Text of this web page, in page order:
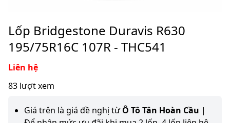
Lốp Bridgestone Duravis R630
195/75R16C 107R - THC541
Liên hệ
83 lượt xem
Giá trên là giá đề nghị từÔ Tô Tân Hoàn Cầu |